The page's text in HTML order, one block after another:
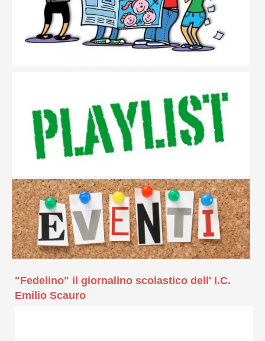
"Fedelino" il giornalino scolastico dell' I.C.
Emilio Scauro